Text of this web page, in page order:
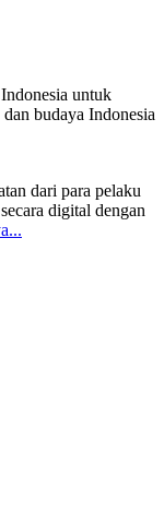
untuk
budaya Indonesia
dari para pelaku
digital dengan